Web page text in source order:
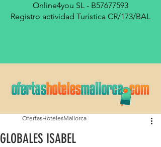
Online4you SL - B57677593
Registro actividad Turística CR/173/BAL
GLOBALES ISABEL
OfertasHotelesMallorca